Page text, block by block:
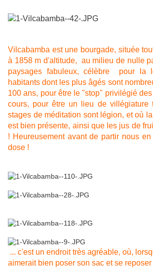
Vilcabamba est une bourgade, située
à 1858 m d'altitude, au milieu de nulle
paysages fabuleux, célèbre pour la
habitants dont les plus âgés sont
100 ans, pour être le "stop" privilégié
cours, pour être un lieu de villégiature
stages de méditation sont légion, et où
est bien présente, ainsi que les jus de
! Heureusement avant de partir nous
dose !
... c'est un endroit très agréable, où,
aimerait bien poser son sac et se